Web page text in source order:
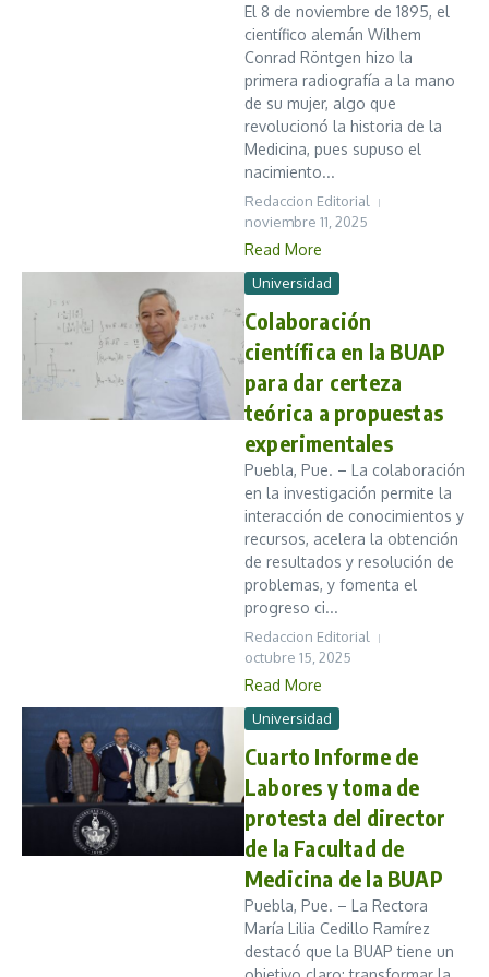
El 8 de noviembre de 1895, el
científico alemán Wilhem
Conrad Röntgen hizo la
primera radiografía a la mano
de su mujer, algo que
revolucionó la historia de la
Medicina, pues supuso el
nacimiento...
Redaccion Editorial
noviembre 11, 2025
Read More
Universidad
Colaboración
científica en la BUAP
para dar certeza
teórica a propuestas
experimentales
Puebla, Pue. – La colaboración
en la investigación permite la
interacción de conocimientos y
recursos, acelera la obtención
de resultados y resolución de
problemas, y fomenta el
progreso ci...
Redaccion Editorial
octubre 15, 2025
Read More
Universidad
Cuarto Informe de
Labores y toma de
protesta del director
de la Facultad de
Medicina de la BUAP
Puebla, Pue. – La Rectora
María Lilia Cedillo Ramírez
destacó que la BUAP tiene un